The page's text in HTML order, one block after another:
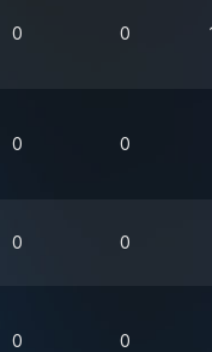
0 0
0 0
0 0
0 0